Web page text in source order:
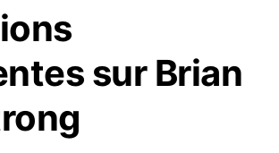
sur Brian